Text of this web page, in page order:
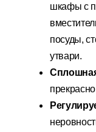
шкафы с
посуды,
утвари.